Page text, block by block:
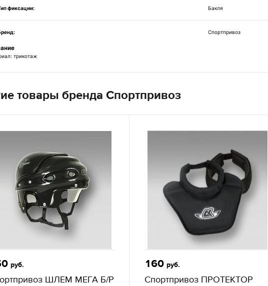
фиксации: Бакля
Спортпривоз
трикотаж
товары бренда Спортпривоз
руб.
ШЛЕМ МЕГА Б/Р
160руб.
Спортпривоз ПРОТЕКТОР